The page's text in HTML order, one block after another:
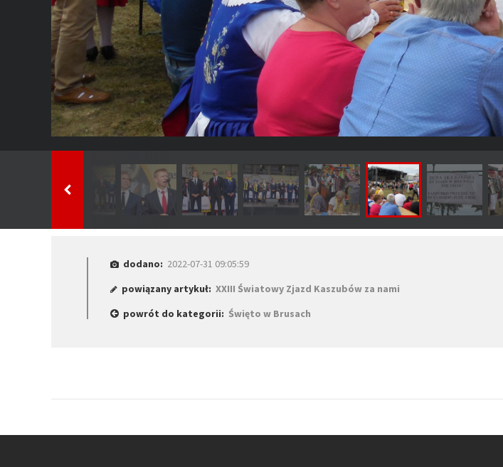
dodano: 2022-07-31 09:05:59
powiązany artykuł: XXIII Światowy Zjazd Kaszubów za nami
powrót do kategorii: Święto w Brusach